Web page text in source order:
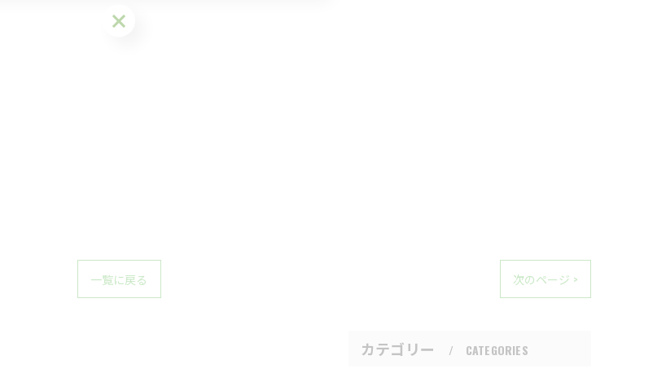
一覧に戻る 次のページ >
カテゴリー CATEGORIES
お問い合わせはこちら